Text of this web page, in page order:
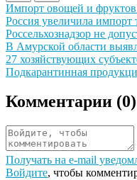
Иллюстрация новости
Импорт овощей и фруктов
Иллюстрация новости
Россия увеличила
Иллюстрация новости
Россельхознадзор не
Иллюстрация новости
В Амурской области
Иллюстрация новости
27 хозяйствующих
Иллюстрация новости
Подкарантинная
Комментарии (0)
Получать на e‑mail
Войдите, чтобы